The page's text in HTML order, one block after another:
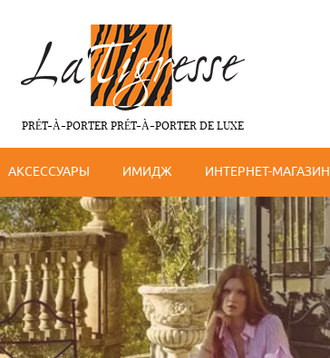
PRÉT-À-PORTER PRÉT-À-PORTER DE LUXE
АКСЕССУАРЫ ИМИДЖ ИНТЕРНЕТ-МАГАЗИН